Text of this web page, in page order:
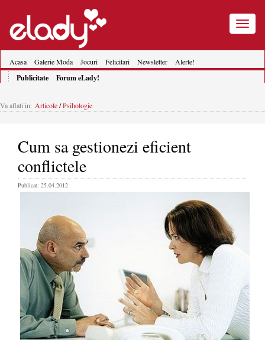
Toggle
Acasa Galerie Moda Jocuri Felicitari Newsletter Alerte!
Publicitate Forum eLady!
Va aflati in: Articole/Psihologie
Cum sa gestionezi eficient
conflictele
Publicat: 25.04.2012